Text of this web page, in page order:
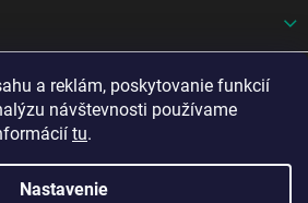
a reklám, poskytovanie funkcií
návštevnosti používame
tu.
Nastavenie